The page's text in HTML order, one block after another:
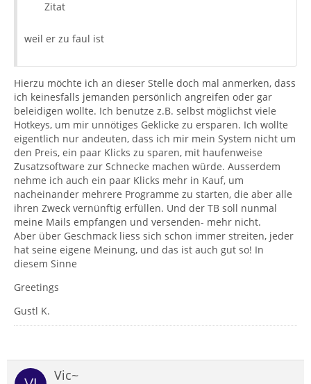
Zitat
weil er zu faul ist
Hierzu möchte ich an dieser Stelle doch mal anmerken, dass
ich keinesfalls jemanden persönlich angreifen oder gar
beleidigen wollte. Ich benutze z.B. selbst möglichst viele
Hotkeys, um mir unnötiges Geklicke zu ersparen. Ich wollte
eigentlich nur andeuten, dass ich mir mein System nicht um
den Preis, ein paar Klicks zu sparen, mit haufenweise
Zusatzsoftware zur Schnecke machen würde. Ausserdem
nehme ich auch ein paar Klicks mehr in Kauf, um
nacheinander mehrere Programme zu starten, die aber alle
ihren Zweck vernünftig erfüllen. Und der TB soll nunmal
meine Mails empfangen und versenden- mehr nicht.
Aber über Geschmack liess sich schon immer streiten, jeder
hat seine eigene Meinung, und das ist auch gut so! In
diesem Sinne
Greetings
Gustl K.
Vic~